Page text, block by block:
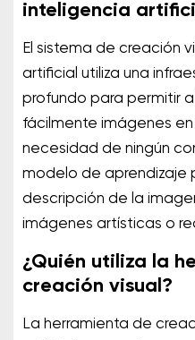
inteligencia
El sistema de creación
artificial utiliza una
profundo para permitir
fácilmente imágenes
necesidad de ningún
modelo de aprendizaje
descripción de la
imágenes artísticas o
¿Quién utiliza la
creación visual?
La herramienta de